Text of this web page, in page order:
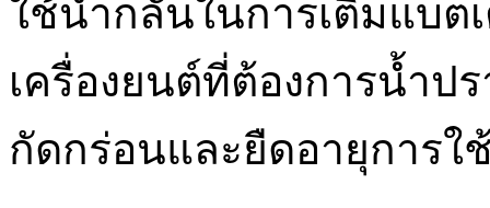
ใช้น้ำกลั่นในการเติมแบ
เครื่องยนต์ที่ต้องการน้ำป
กัดกร่อนและยืดอายุการใ